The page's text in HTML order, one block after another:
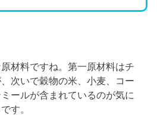
材料ですね。第一原材料はチ
次いで穀物の米、小麦、コー
ールが含まれているのが気に
す。